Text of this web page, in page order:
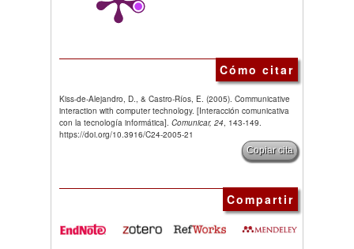
Cómo citar
Kiss-de-Alejandro, D., & Castro-Ríos, E. (2005). Communicative
interaction with computer technology. [Interacción comunicativa
con la tecnología informática]. Comunicar, 24, 143-149.
https://doi.org/10.3916/C24-2005-21
Copiar cita
Compartir